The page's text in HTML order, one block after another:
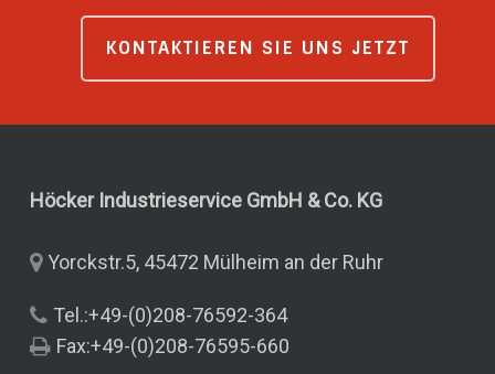
KONTAKTIEREN SIE UNS JETZT
Höcker Industrieservice GmbH & Co. KG
Yorckstr.5, 45472 Mülheim an der Ruhr
Tel.:+49-(0)208-76592-364
Fax:+49-(0)208-76595-660